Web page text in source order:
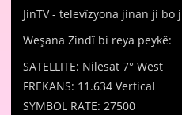
JinTV - televîzyona jinan ji bo
Weşana Zindî bi reya peykê:
SATELLITE: Nilesat 7° West
FREKANS: 11.634 Vertical
SYMBOL RATE: 27500